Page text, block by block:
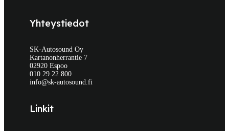
Yhteystiedot
SK-Autosound Oy
Kartanonherrantie 7
02920 Espoo
010 29 22 800
info@sk-autosound.fi
Linkit